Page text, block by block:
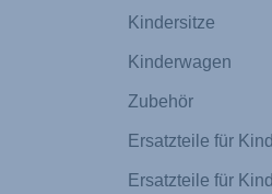
Kindersitze
Kinderwagen
Zubehör
Ersatzteile für
Ersatzteile für